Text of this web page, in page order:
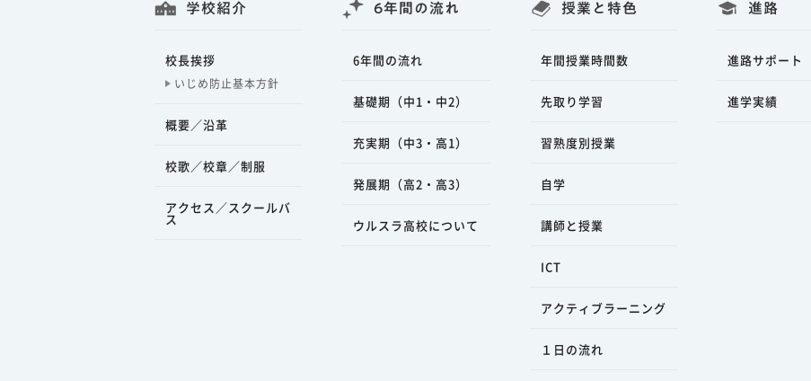
学校紹介
校長挨拶
いじめ防止基本方針
概要／沿革
校歌／校章／制服
アクセス／スクールバ
ス
6年間の流れ
6年間の流れ
基礎期（中1・中2）
充実期（中3・高1）
発展期（高2・高3）
ウルスラ高校について
授業と特色
年間授業時間数
先取り学習
習熟度別授業
自学
講師と授業
ICT
アクティブラーニング
１日の流れ
進路
進路サポート
進学実績